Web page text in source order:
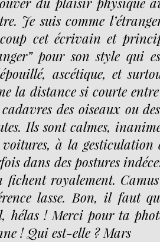
Je suis comme
cet écrivain et
pour son style qui
ascétique, et
la distance si courte
des oiseaux ou
Ils sont calmes,
voitures, à la
dans des postures
fichent royalement.
lasse. Bon, il faut
hélas ! Merci pour ta
! Qui est-elle ? Mars